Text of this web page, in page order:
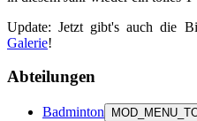
Update: Jetzt gibt's auch die
Galerie!
Abteilungen
Badminton